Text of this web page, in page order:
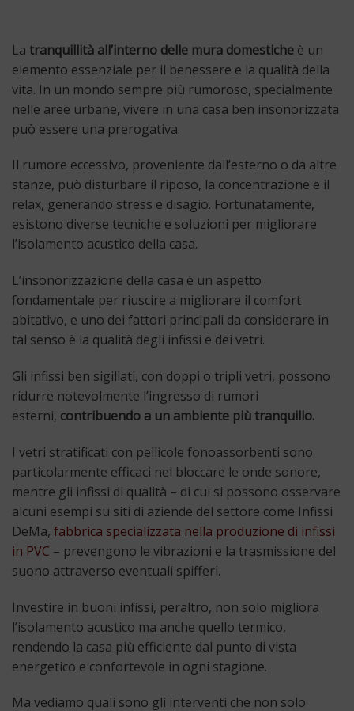
La tranquillità all’interno delle mura domestiche è un
elemento essenziale per il benessere e la qualità della
vita. In un mondo sempre più rumoroso, specialmente
nelle aree urbane, vivere in una casa ben insonorizzata
può essere una prerogativa.
Il rumore eccessivo, proveniente dall’esterno o da altre
stanze, può disturbare il riposo, la concentrazione e il
relax, generando stress e disagio. Fortunatamente,
esistono diverse tecniche e soluzioni per migliorare
l’isolamento acustico della casa.
L’insonorizzazione della casa è un aspetto
fondamentale per riuscire a migliorare il comfort
abitativo, e uno dei fattori principali da considerare in
tal senso è la qualità degli infissi e dei vetri.
Gli infissi ben sigillati, con doppi o tripli vetri, possono
ridurre notevolmente l’ingresso di rumori
esterni, contribuendo a un ambiente più tranquillo.
I vetri stratificati con pellicole fonoassorbenti sono
particolarmente efficaci nel bloccare le onde sonore,
mentre gli infissi di qualità – di cui si possono osservare
alcuni esempi su siti di aziende del settore come Infissi
DeMa, fabbrica specializzata nella produzione di infissi
in PVC – prevengono le vibrazioni e la trasmissione del
suono attraverso eventuali spifferi.
Investire in buoni infissi, peraltro, non solo migliora
l’isolamento acustico ma anche quello termico,
rendendo la casa più efficiente dal punto di vista
energetico e confortevole in ogni stagione.
Ma vediamo quali sono gli interventi che non solo